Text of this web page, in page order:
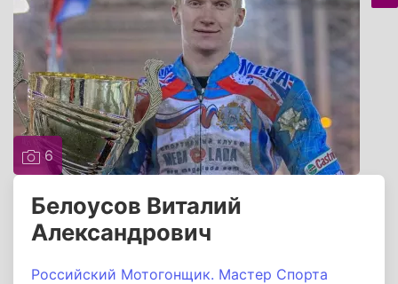
6
Белоусов Виталий
Александрович
Российский Мотогонщик. Мастер Спорта